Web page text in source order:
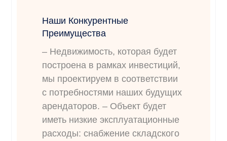
Наши Конкурентные
Преимущества
– Недвижимость, которая будет
построена в рамках инвестиций,
мы проектируем в соответствии
с потребностями наших будущих
арендаторов. – Объект будет
иметь низкие эксплуатационные
расходы: снабжение складского